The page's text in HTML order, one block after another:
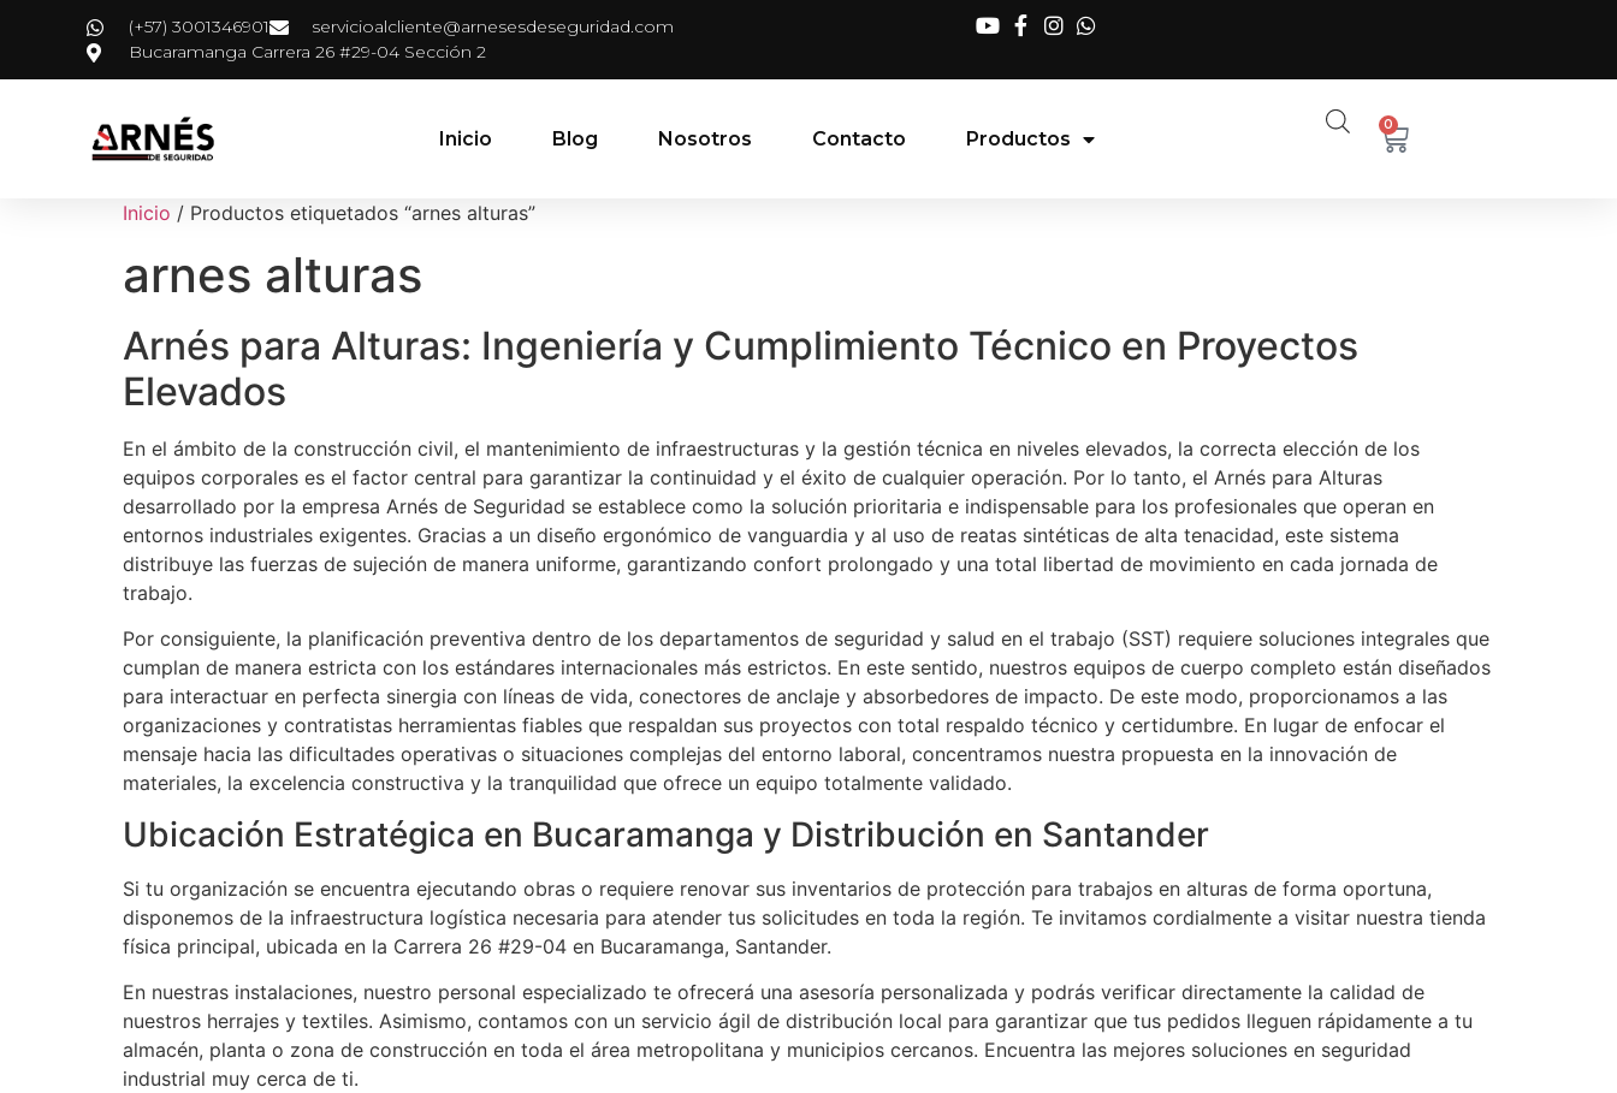
(+57) 3001346901
servicioalcliente@arnesesdeseguridad.com
Bucaramanga Carrera 26 #29-04 Sección 2
Inicio Blog Nosotros Contacto Productos
0
Inicio / Productos etiquetados “arnes alturas”
arnes alturas
Arnés para Alturas: Ingeniería y Cumplimiento Técnico en Proyectos
Elevados
En el ámbito de la construcción civil, el mantenimiento de infraestructuras y la gestión técnica en niveles elevados, la correcta elección de los
equipos corporales es el factor central para garantizar la continuidad y el éxito de cualquier operación. Por lo tanto, el Arnés para Alturas
desarrollado por la empresa Arnés de Seguridad se establece como la solución prioritaria e indispensable para los profesionales que operan en
entornos industriales exigentes. Gracias a un diseño ergonómico de vanguardia y al uso de reatas sintéticas de alta tenacidad, este sistema
distribuye las fuerzas de sujeción de manera uniforme, garantizando confort prolongado y una total libertad de movimiento en cada jornada de
trabajo.
Por consiguiente, la planificación preventiva dentro de los departamentos de seguridad y salud en el trabajo (SST) requiere soluciones integrales que
cumplan de manera estricta con los estándares internacionales más estrictos. En este sentido, nuestros equipos de cuerpo completo están diseñados
para interactuar en perfecta sinergia con líneas de vida, conectores de anclaje y absorbedores de impacto. De este modo, proporcionamos a las
organizaciones y contratistas herramientas fiables que respaldan sus proyectos con total respaldo técnico y certidumbre. En lugar de enfocar el
mensaje hacia las dificultades operativas o situaciones complejas del entorno laboral, concentramos nuestra propuesta en la innovación de
materiales, la excelencia constructiva y la tranquilidad que ofrece un equipo totalmente validado.
Ubicación Estratégica en Bucaramanga y Distribución en Santander
Si tu organización se encuentra ejecutando obras o requiere renovar sus inventarios de protección para trabajos en alturas de forma oportuna,
disponemos de la infraestructura logística necesaria para atender tus solicitudes en toda la región. Te invitamos cordialmente a visitar nuestra tienda
física principal, ubicada en la Carrera 26 #29-04 en Bucaramanga, Santander.
En nuestras instalaciones, nuestro personal especializado te ofrecerá una asesoría personalizada y podrás verificar directamente la calidad de
nuestros herrajes y textiles. Asimismo, contamos con un servicio ágil de distribución local para garantizar que tus pedidos lleguen rápidamente a tu
almacén, planta o zona de construcción en toda el área metropolitana y municipios cercanos. Encuentra las mejores soluciones en seguridad
industrial muy cerca de ti.